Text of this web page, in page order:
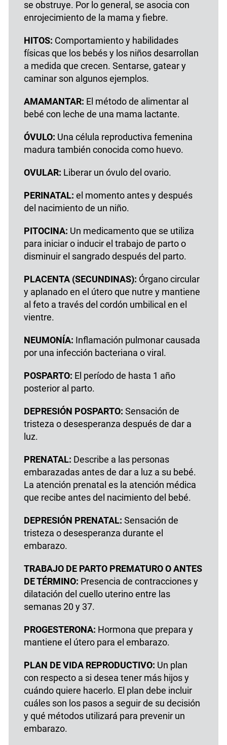
se obstruye. Por lo general, se asocia con
enrojecimiento de la mama y fiebre.
HITOS: Comportamiento y habilidades
físicas que los bebés y los niños desarrollan
a medida que crecen. Sentarse, gatear y
caminar son algunos ejemplos.
AMAMANTAR: El método de alimentar al
bebé con leche de una mama lactante.
ÓVULO: Una célula reproductiva femenina
madura también conocida como huevo.
OVULAR: Liberar un óvulo del ovario.
PERINATAL: el momento antes y después
del nacimiento de un niño.
PITOCINA: Un medicamento que se utiliza
para iniciar o inducir el trabajo de parto o
disminuir el sangrado después del parto.
PLACENTA (SECUNDINAS): Órgano circular
y aplanado en el útero que nutre y mantiene
al feto a través del cordón umbilical en el
vientre.
NEUMONÍA: Inflamación pulmonar causada
por una infección bacteriana o viral.
POSPARTO: El período de hasta 1 año
posterior al parto.
DEPRESIÓN POSPARTO: Sensación de
tristeza o desesperanza después de dar a
luz.
PRENATAL: Describe a las personas
embarazadas antes de dar a luz a su bebé.
La atención prenatal es la atención médica
que recibe antes del nacimiento del bebé.
DEPRESIÓN PRENATAL: Sensación de
tristeza o desesperanza durante el
embarazo.
TRABAJO DE PARTO PREMATURO O ANTES
DE TÉRMINO: Presencia de contracciones y
dilatación del cuello uterino entre las
semanas 20 y 37.
PROGESTERONA: Hormona que prepara y
mantiene el útero para el embarazo.
PLAN DE VIDA REPRODUCTIVO: Un plan
con respecto a si desea tener más hijos y
cuándo quiere hacerlo. El plan debe incluir
cuáles son los pasos a seguir de su decisión
y qué métodos utilizará para prevenir un
embarazo.